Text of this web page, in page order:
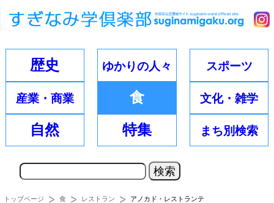
歴史 ゆかりの人々 スポーツ
産業・ 商業 食 文化・雑学
自然 特集 まち別検索
トップページ 食 レストラン アノカド・レストランテ